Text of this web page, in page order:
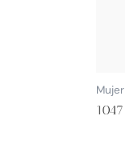
Mujer
1047